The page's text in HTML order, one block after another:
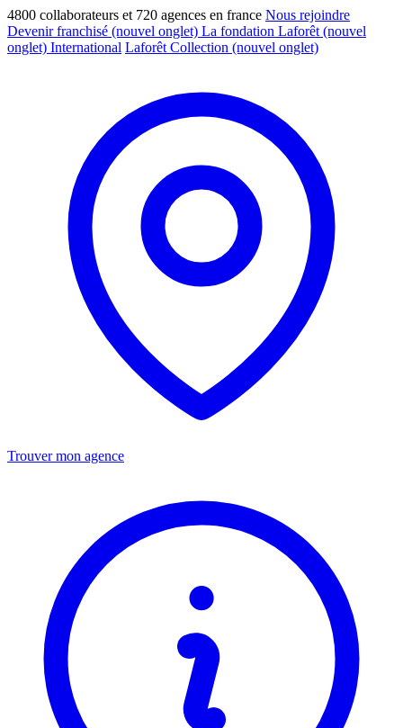
4800 collaborateurs et 720 agences en france Nous rejoindre
Devenir franchisé (nouvel onglet) La fondation Laforêt (nouvel
onglet) International Laforêt Collection (nouvel onglet)
Trouver mon agence